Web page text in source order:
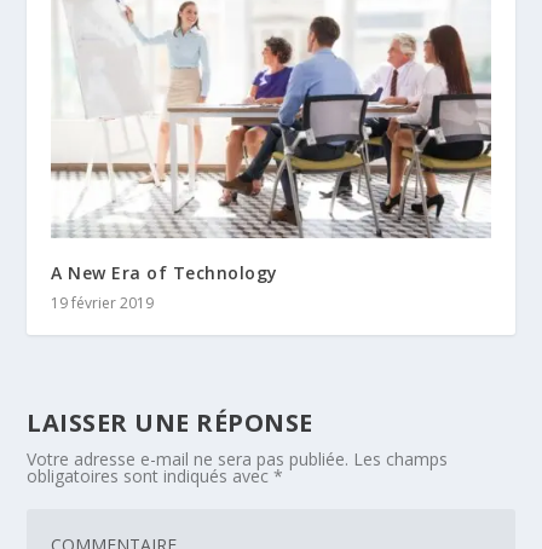
A New Era of Technology
19 février 2019
LAISSER UNE RÉPONSE
Votre adresse e-mail ne sera pas publiée. Les champs
obligatoires sont indiqués avec*